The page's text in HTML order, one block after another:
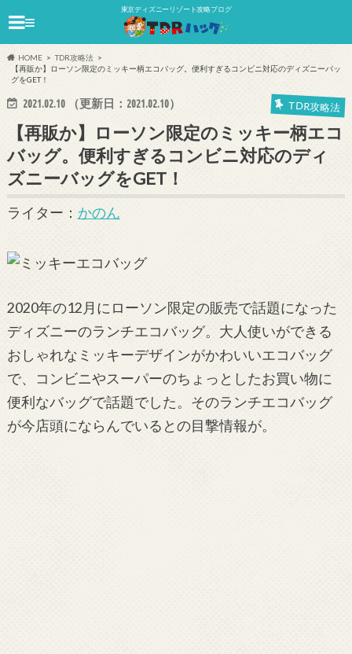
東京ディズニーリゾート攻略ブログ
≡
HOME
TDR攻略法
【再販か】ローソン限定のミッキー柄エコバッグ。便利すぎるコンビニ対応のディズニーバッ
グをGET！
2021.02.10（更新日： 2021.02.10） TDR攻略法
【再販か】ローソン限定のミッキー柄エコ
バッグ。便利すぎるコンビニ対応のディ
ズニーバッグをGET！
ライター： かのん
2020年の12月にローソン限定の販売で話題になった
ディズニーのランチエコバッグ。大人使いができる
おしゃれなミッキーデザインがかわいいエコバッグ
で、コンビニやスーパーのちょっとしたお買い物に
便利なバッグで話題でした。そのランチエコバッグ
が今店頭にならんでいるとの目撃情報が。